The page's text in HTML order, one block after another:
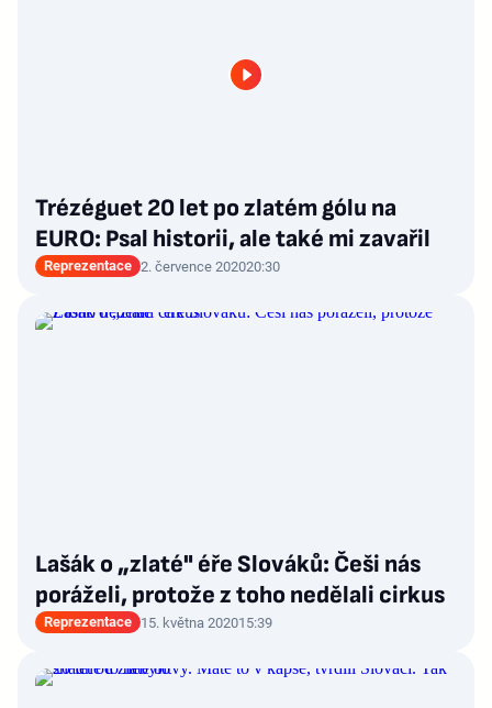
Trézéguet 20 let po zlatém gólu na
EURO: Psal historii, ale také mi zavařil
Reprezentace 2. července 202020:30
Lašák o „zlaté" éře Slováků: Češi nás
poráželi, protože z toho nedělali cirkus
Reprezentace 15. května 202015:39